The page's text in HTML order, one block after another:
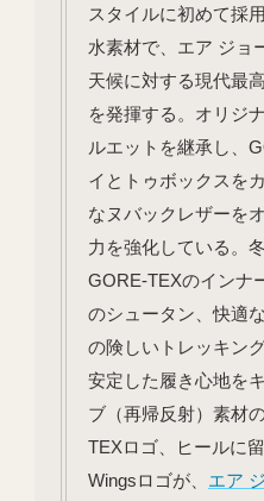
スタイルに初めて採
水素材で、エア ジョ
天候に対する現代最
を発揮する。オリジ
ルエットを継承し、
イとトゥボックスを
なヌバックレザーを
力を強化している。
GORE-TEXのインナ
のシュータン、快適
の険しいトレッキン
安定した履き心地を
ブ（再帰反射）素材
TEXロゴ、ヒールに
Wingsロゴが、 エア